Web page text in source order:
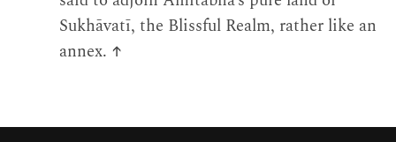
Sukhāvatī, the Blissful Realm, rather like an
annex. ↑